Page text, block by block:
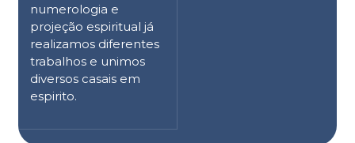
numerologia e
projeção espiritual já
realizamos diferentes
trabalhos e unimos
diversos casais em
espirito.